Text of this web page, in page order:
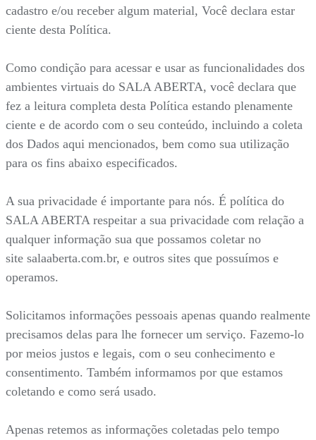
cadastro e/ou receber algum material, Você declara estar
ciente desta Política.
Como condição para acessar e usar as funcionalidades dos
ambientes virtuais do SALA ABERTA, você declara que
fez a leitura completa desta Política estando plenamente
ciente e de acordo com o seu conteúdo, incluindo a coleta
dos Dados aqui mencionados, bem como sua utilização
para os fins abaixo especificados.
A sua privacidade é importante para nós. É política do
SALA ABERTA respeitar a sua privacidade com relação a
qualquer informação sua que possamos coletar no
site salaaberta.com.br, e outros sites que possuímos e
operamos.
Solicitamos informações pessoais apenas quando realmente
precisamos delas para lhe fornecer um serviço. Fazemo-lo
por meios justos e legais, com o seu conhecimento e
consentimento. Também informamos por que estamos
coletando e como será usado.
Apenas retemos as informações coletadas pelo tempo